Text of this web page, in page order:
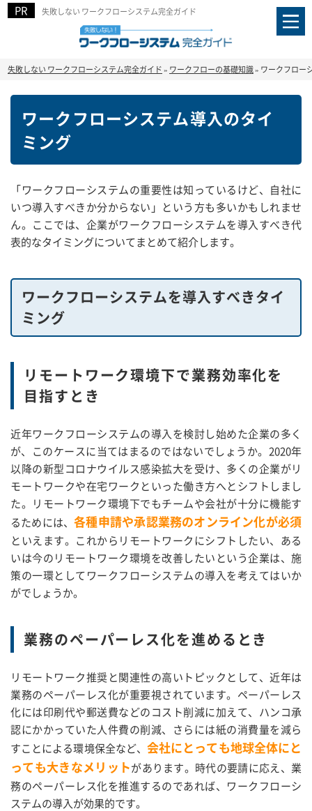
失敗しない ワークフローシステム完全ガイド
失敗しない ワークフローシステム完全ガイド» ワークフローの基礎知識» ワークフロー
ワークフローシステム導入のタイ
ミング
「ワークフローシステムの重要性は知っているけど、自社に
いつ導入すべきか分からない」という方も多いかもしれませ
ん。ここでは、企業がワークフローシステムを導入すべき代
表的なタイミングについてまとめて紹介します。
ワークフローシステムを導入すべきタイ
ミング
リモートワーク環境下で業務効率化を
目指すとき
近年ワークフローシステムの導入を検討し始めた企業の多く
が、このケースに当てはまるのではないでしょうか。2020年
以降の新型コロナウイルス感染拡大を受け、多くの企業がリ
モートワークや在宅ワークといった働き方へとシフトしまし
た。リモートワーク環境下でもチームや会社が十分に機能す
るためには、各種申請や承認業務のオンライン化が必須
といえます。これからリモートワークにシフトしたい、ある
いは今のリモートワーク環境を改善したいという企業は、施
策の一環としてワークフローシステムの導入を考えてはいか
がでしょうか。
業務のペーパーレス化を進めるとき
リモートワーク推奨と関連性の高いトピックとして、近年は
業務のペーパーレス化が重要視されています。ペーパーレス
化には印刷代や郵送費などのコスト削減に加えて、ハンコ承
認にかかっていた人件費の削減、さらには紙の消費量を減ら
すことによる環境保全など、会社にとっても地球全体にと
っても大きなメリットがあります。時代の要請に応え、業
務のペーパーレス化を推進するのであれば、ワークフローシ
ステムの導入が効果的です。